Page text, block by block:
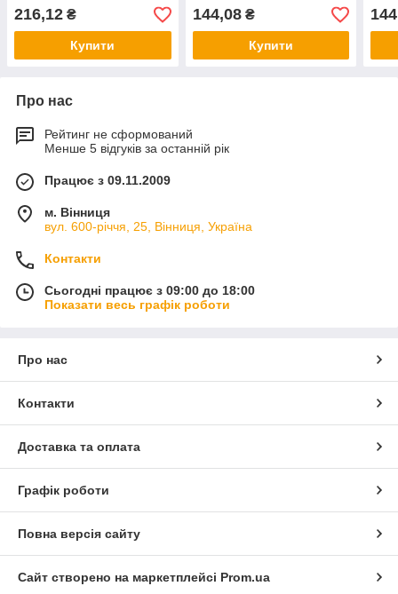
216,12 ₴
Купити
144,08₴
Купити
Про нас
Рейтинг не сформований
Менше 5 відгуків за останній рік
Працює з 09.11.2009
м. Вінниця
вул. 600-річчя, 25, Вінниця, Україна
Контакти
Сьогодні працює з 09:00 до 18:00
Показати весь графік роботи
Про нас
Контакти
Доставка та оплата
Графік роботи
Повна версія сайту
Сайт створено на маркетплейсі Prom.ua